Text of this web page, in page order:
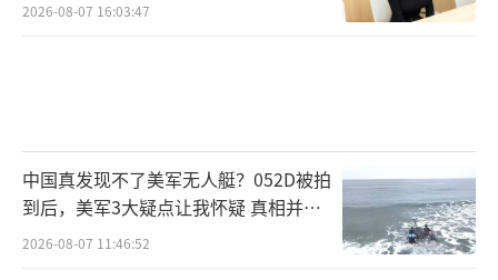
2026-08-07 16:03:47
中国真发现不了美军无人艇？052D被拍
到后，美军3大疑点让我怀疑 真相并非
如此
2026-08-07 11:46:52